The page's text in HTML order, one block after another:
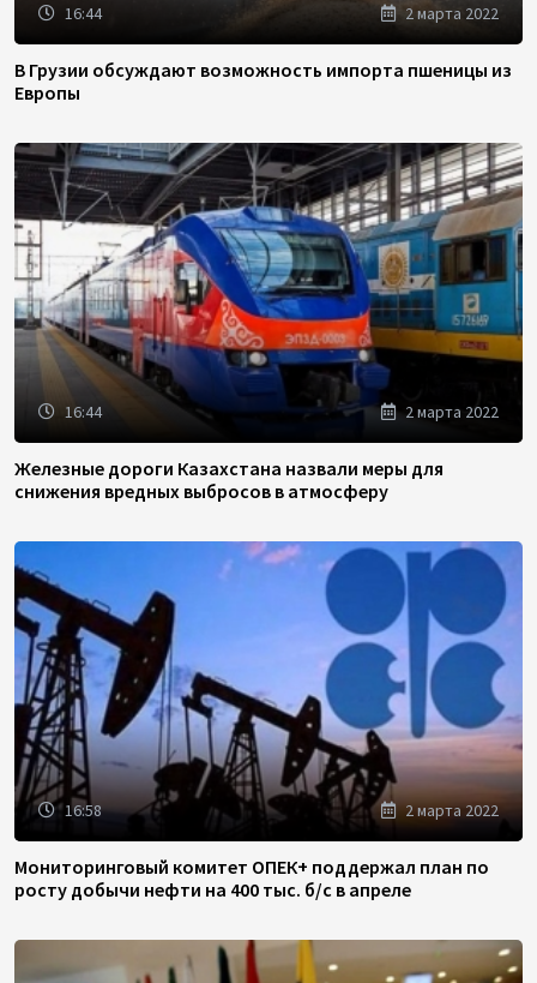
16:44 2 марта 2022
В Грузии обсуждают возможность импорта пшеницы из
Европы
16:44 2 марта 2022
Железные дороги Казахстана назвали меры для
снижения вредных выбросов в атмосферу
16:58 2 марта 2022
Мониторинговый комитет ОПЕК+ поддержал план по
росту добычи нефти на 400 тыс. б/с в апреле